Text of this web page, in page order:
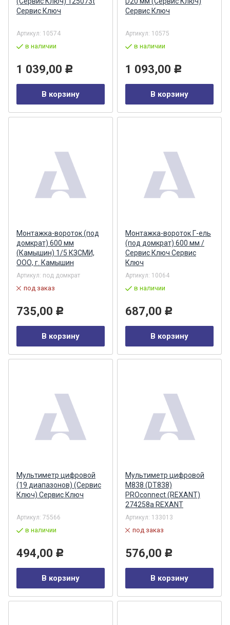
Сервис Ключ
Артикул: 10574
в наличии
1 039,00 Р
В корзину
Сервис Ключ
Артикул: 10575
в наличии
1 093,00 Р
В корзину
Монтажка-вороток (под
домкрат) 600 мм
(Камышин) 1/5 КЗСМИ,
ООО, г. Камышин
Артикул: под домкрат
под заказ
735,00 Р
В корзину
Монтажка-вороток Г-ель
(под домкрат) 600 мм /
Сервис Ключ Сервис
Ключ
Артикул: 10064
в наличии
687,00 Р
В корзину
Мультиметр цифровой
(19 диапазонов) (Сервис
Ключ) Сервис Ключ
Артикул: 75566
в наличии
494,00 Р
В корзину
Мультиметр цифровой
M838 (DT838)
PROconnect (REXANT)
274258a REXANT
Артикул: 133013
под заказ
576,00 Р
В корзину